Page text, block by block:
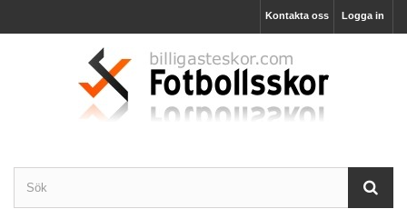
Logga in
Kontakta oss